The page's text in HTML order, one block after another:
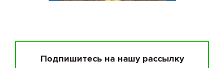
Подпишитесь на нашу рассылку